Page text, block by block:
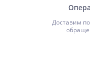
Доставим